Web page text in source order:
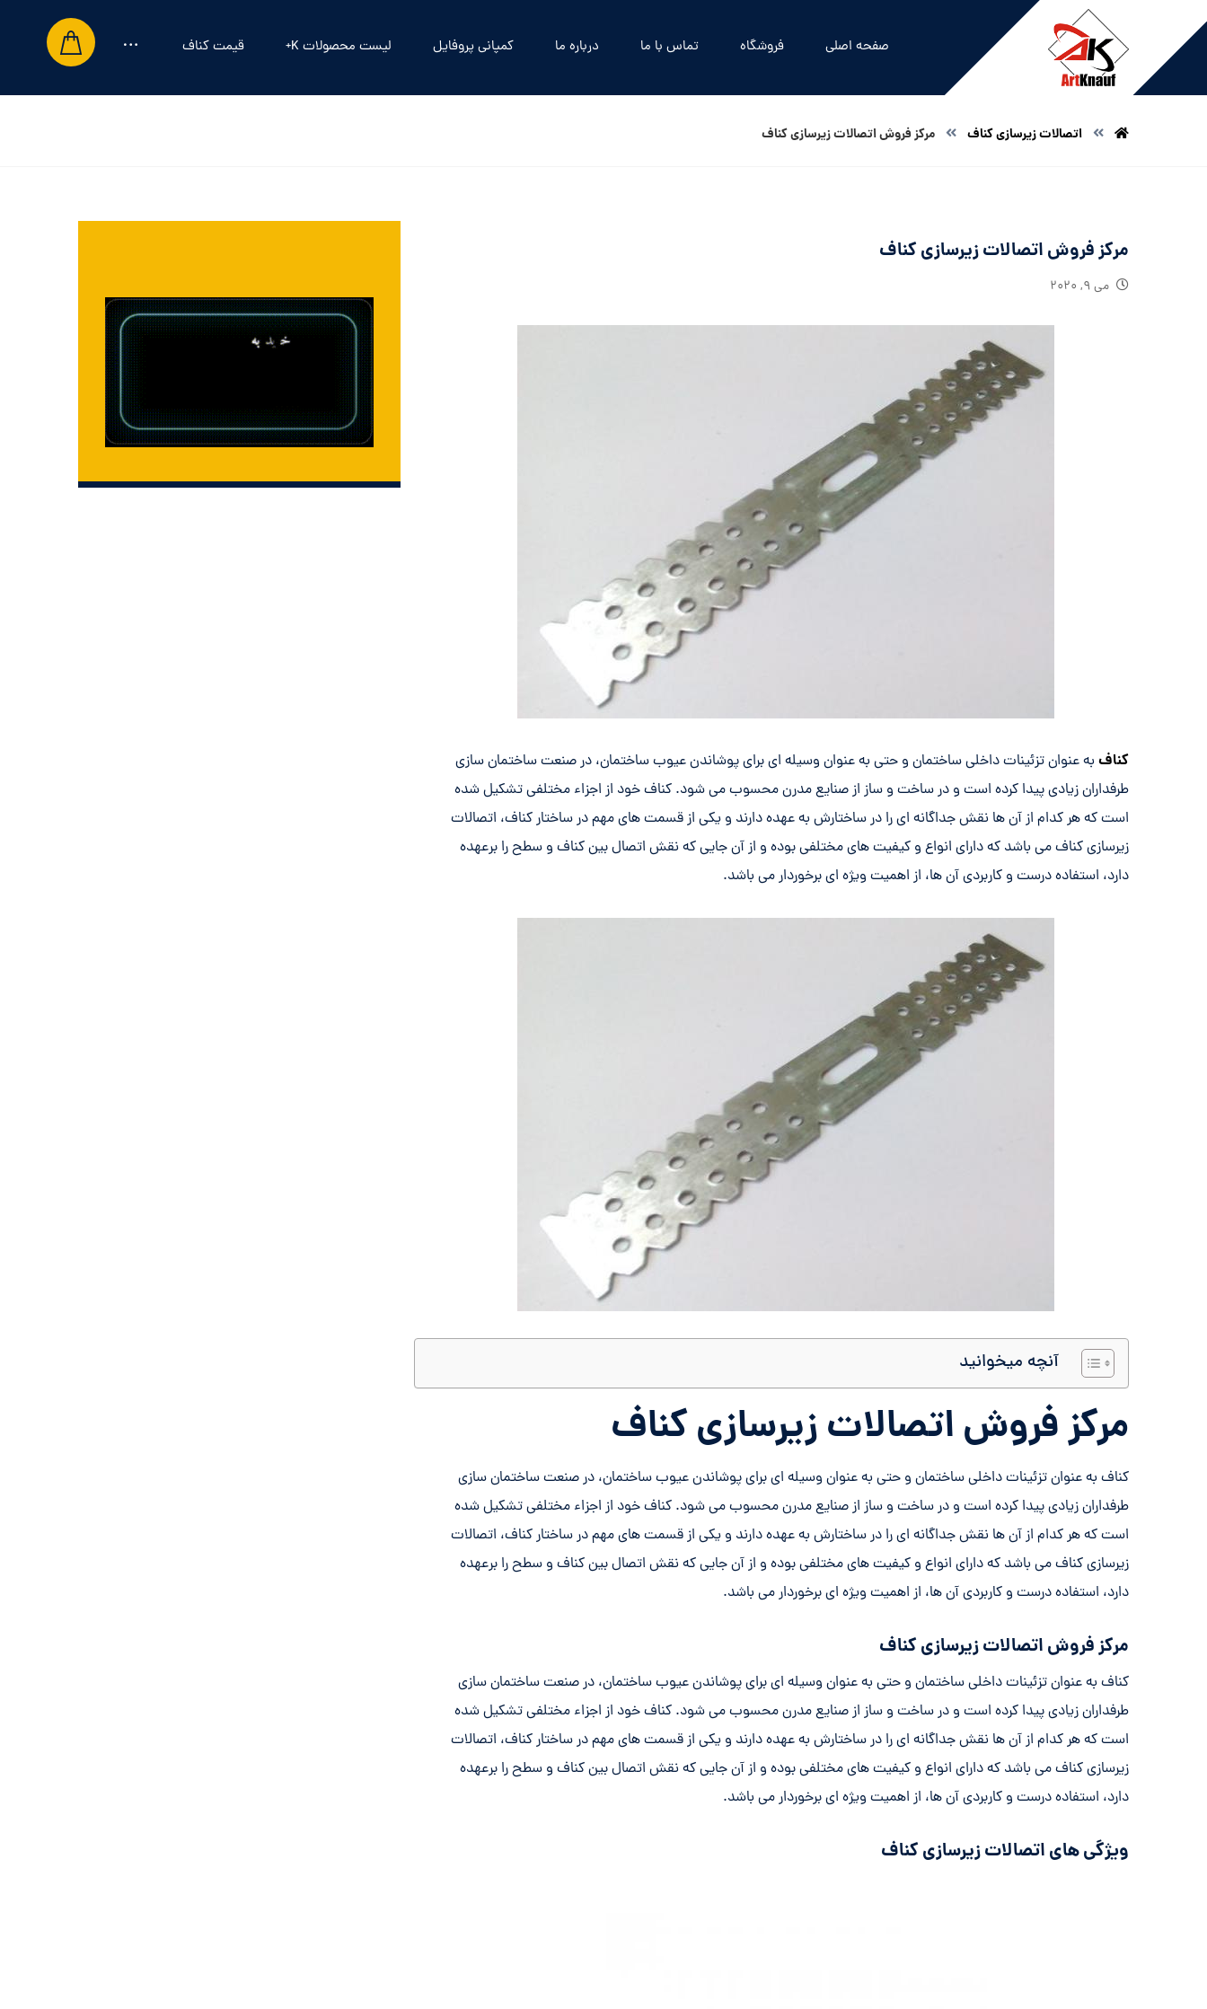
صفحه اصلی فروشگاه تماس با ما درباره ما کمپانی پروفایل لیست محصولات K+ قیمت کناف
اتصالات زیرسازی کناف مرکز فروش اتصالات زیرسازی کناف
مرکز فروش اتصالات زیرسازی کناف
می ۹, ۲۰۲۰
کناف به عنوان تزئینات داخلی ساختمان و حتی به عنوان وسیله ای برای پوشاندن عیوب ساختمان، در صنعت ساختمان سازی
طرفداران زیادی پیدا کرده است و در ساخت و ساز از صنایع مدرن محسوب می شود. کناف خود از اجزاء مختلفی تشکیل شده
است که هر کدام از آن ها نقش جداگانه ای را در ساختارش به عهده دارند و یکی از قسمت های مهم در ساختار کناف، اتصالات
زیرسازی کناف می باشد که دارای انواع و کیفیت های مختلفی بوده و از آن جایی که نقش اتصال بین کناف و سطح را برعهده
دارد، استفاده درست و کاربردی آن ها، از اهمیت ویژه ای برخوردار می باشد.
آنچه میخوانید
مرکز فروش اتصالات زیرسازی کناف
کناف به عنوان تزئینات داخلی ساختمان و حتی به عنوان وسیله ای برای پوشاندن عیوب ساختمان، در صنعت ساختمان سازی
طرفداران زیادی پیدا کرده است و در ساخت و ساز از صنایع مدرن محسوب می شود. کناف خود از اجزاء مختلفی تشکیل شده
است که هر کدام از آن ها نقش جداگانه ای را در ساختارش به عهده دارند و یکی از قسمت های مهم در ساختار کناف، اتصالات
زیرسازی کناف می باشد که دارای انواع و کیفیت های مختلفی بوده و از آن جایی که نقش اتصال بین کناف و سطح را برعهده
دارد، استفاده درست و کاربردی آن ها، از اهمیت ویژه ای برخوردار می باشد.
مرکز فروش اتصالات زیرسازی کناف
کناف به عنوان تزئینات داخلی ساختمان و حتی به عنوان وسیله ای برای پوشاندن عیوب ساختمان، در صنعت ساختمان سازی
طرفداران زیادی پیدا کرده است و در ساخت و ساز از صنایع مدرن محسوب می شود. کناف خود از اجزاء مختلفی تشکیل شده
است که هر کدام از آن ها نقش جداگانه ای را در ساختارش به عهده دارند و یکی از قسمت های مهم در ساختار کناف، اتصالات
زیرسازی کناف می باشد که دارای انواع و کیفیت های مختلفی بوده و از آن جایی که نقش اتصال بین کناف و سطح را برعهده
دارد، استفاده درست و کاربردی آن ها، از اهمیت ویژه ای برخوردار می باشد.
ویژگی های اتصالات زیرسازی کناف